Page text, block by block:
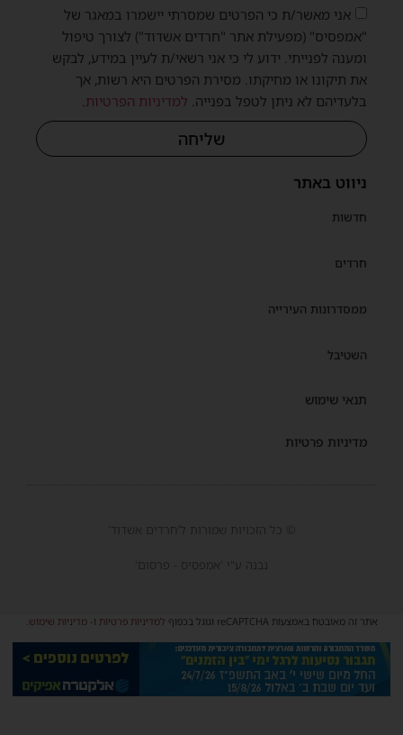
ניווט באתר
חדשות
חרדים
ממסדרונות העירייה
השטיבל
תנאי שימוש
מדיניות פרטיות
אני מאשר/ת כי הפרטים שמסרתי יישמרו במאגר של
"אמפסיס" (מפעילת אתר "חרדים אשדוד") לצורך טיפול
ומענה לפנייתי. ידוע לי כי אני רשאי/ת לעיין במידע, לבקש
את תיקונו או מחיקתו. מסירת הפרטים היא רשות, אך
בלעדיהם לא ניתן לטפל בפנייה.למדיניות הפרטיות.
שליחה
© כל הזכויות שמורות ל'חרדים אשדוד'
נבנה ע"י 'אמפסיס - פרסום'
אתר זה מאובטח באמצעות reCAPTCHA וגוגל בכפוף למדיניות פרטיותו-מדיניות שימוש.